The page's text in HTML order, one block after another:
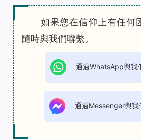
如果您在信仰上有任何
隨時與我們聯繫。
通過WhatsApp與我
通過Messenger與我